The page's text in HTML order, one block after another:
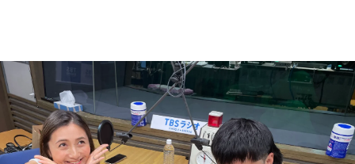
トピックス
TBS Podcast
お知らせ
イベント・グッズ
YouTube
会社情報